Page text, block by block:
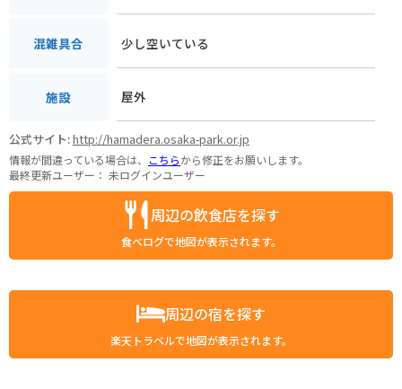
混雑具合 少し空いている
施設 屋外
公式サイト:http://hamadera.osaka-park.or.jp
情報が間違っている場合は、 こちらから修正をお願いします。
最終更新ユーザー： 未ログインユーザー
周辺の飲食店を探す
食べログで地図が表示されます。
周辺の宿を探す
楽天トラベルで地図が表示されます。